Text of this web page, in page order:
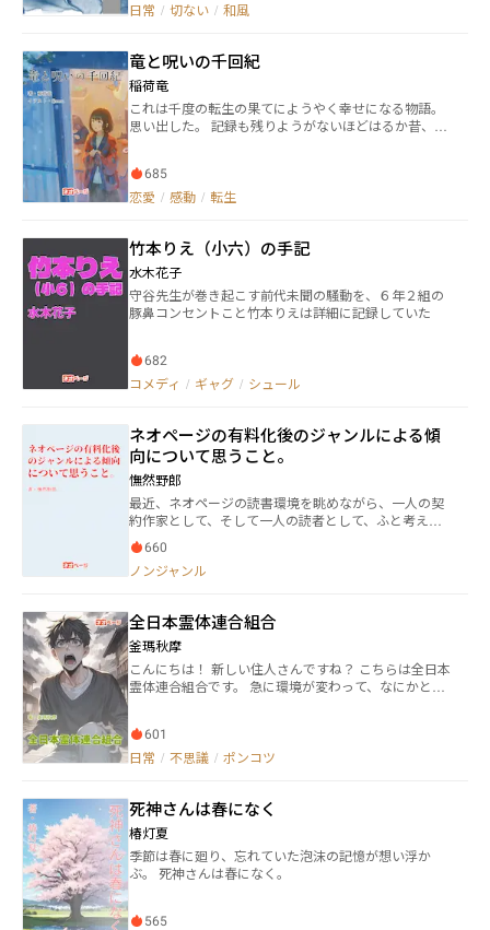
しかし、彼らの想いは虚しく、傷ついた心は癒えず、
奥へと迷い込んでしまった。 まるで誘われるように、
先へと進む詩織。 そこで彼は謎の女性、幽と出逢う。
幽と過ごす数日、傷ついた心は次第に癒えていくも待
っていたのは彼女からの冷たい言葉だった。 やがて月
日は経ち、成長した詩織は再び、あの山へ赴く。 少年
日常 / 切ない / 和風
竜と呪いの千回紀
稲荷竜
これは千度の転生の果てにようやく幸せになる物語。
思い出した。 記録も残りようがないほどはるか昔、竜
憶。 ようやく思い出した。今の妻が、千度生まれ変わ
っても結ばれたかった相手なのだと。 だからちょっ
ものを抱え、迷い、悩み、怒り、時には絶望したり命
を懸けたりしてきた…… 暇な時にするにふさわしい、
嘘みたいな本当の話。 ※小説家になろう、ハーメルン
で同タイトルにて完結まで投稿済 カクヨムでは『一番
最後に竜と人が結ばれるお話。』というタイトルで完
685
恋愛 / 感動 / 転生
竹本りえ（小六）の手記
水木花子
守谷先生が巻き起こす前代未聞の騒動を、６年２組の
豚鼻コンセントこと竹本りえは詳細に記録していた
682
コメディ / ギャグ / シュール
ネオページの有料化後のジャンルによる傾
向について思うこと。
憮然野郎
最近、ネオページの読書環境を眺めながら、一人の契
約作家として、そして一人の読者として、ふと考え込
んでしまうことがあります。 それは、ネオページ独自
の素敵な仕組みである【 Pp（プレゼントポイント）
】が、作品ジャンルごとの「未来」にどんな影響を与
660
ノンジャンル
全日本霊体連合組合
釜瑪秋摩
こんにちは！ 新しい住人さんですね？ こちらは全日本
霊体連合組合です。 急に環境が変わって、なにかとお
う？ この機会に、是非、加入してみませんか？ 日本全
体で活動している霊体が集う組合。 各県に支部があ
た場所に来る人たちを驚かせ、怖がらせること。 本
来、人が足を踏み入れるべきでない場所（禁足地）
を、事実上、守っている形になっている。 全国の霊体
たちが、健やかに（？）過ごせるように 今日も全連は
頑張っています。 ※ホラーではありません
601
日常 / 不思議 / ポンコツ
死神さんは春になく
椿灯夏
季節は春に廻り、忘れていた泡沫の記憶が想い浮か
ぶ。 死神さんは春になく。
565